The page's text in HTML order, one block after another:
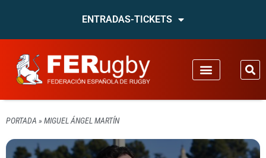
ENTRADAS-TICKETS
PORTADA » MIGUEL ÁNGEL MARTÍN